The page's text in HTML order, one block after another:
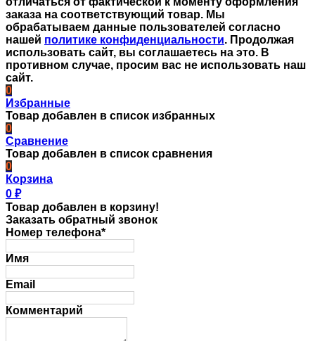
заказа на соответствующий товар. Мы
обрабатываем данные пользователей согласно
нашей политике конфиденциальности. Продолжая
использовать сайт, вы соглашаетесь на это. В
противном случае, просим вас не использовать наш
сайт.
0
Избранные
Товар добавлен в список избранных
0
Сравнение
Товар добавлен в список сравнения
0
Корзина
0 ₽
Товар добавлен в корзину!
Заказать обратный звонок
Номер телефона*
Имя
Email
Комментарий